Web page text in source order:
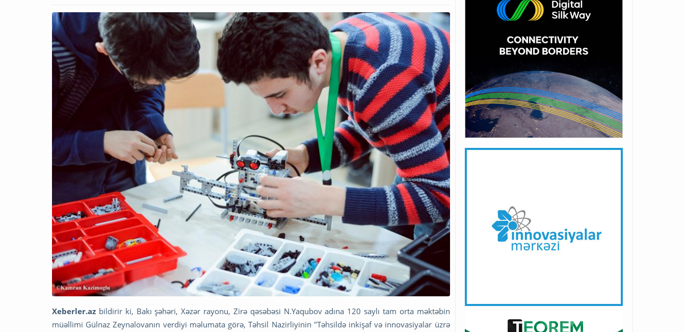
Xeberler.az bildirir ki, Bakı şəhəri, Xəzər rayonu, Zirə qəsəbəsi N.Yaqubov adına 120 saylı tam orta məktəbin
müəllimi Gülnaz Zeynalovanın verdiyi məlumata görə, Təhsil Nazirliyinin "Təhsildə inkişaf və innovasiyalar üzrə